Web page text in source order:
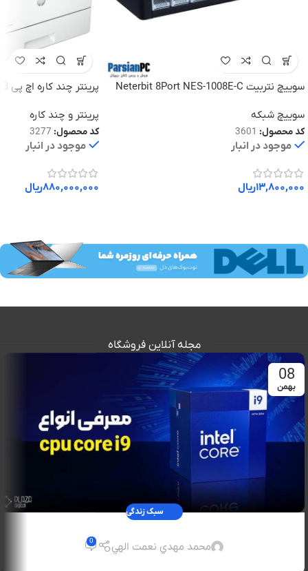
سوییچ نتربیت Neterbit 8Port NES-1008E-C
سوییچ شبکه
کد محصول: 3601
موجود در انبار
۱۳,۸۰۰,۰۰۰ریال
پرینتر چند کاره اچ پی 4103-FDW
پرینتر و چند کاره
کد محصول: 3277
موجود در انبار
۸۸۰,۰۰۰,۰۰۰ریال
مجله آنلاین فروشگاه
08
بهمن
سبک زندگی
محمد مهدي نعمت الهي 0